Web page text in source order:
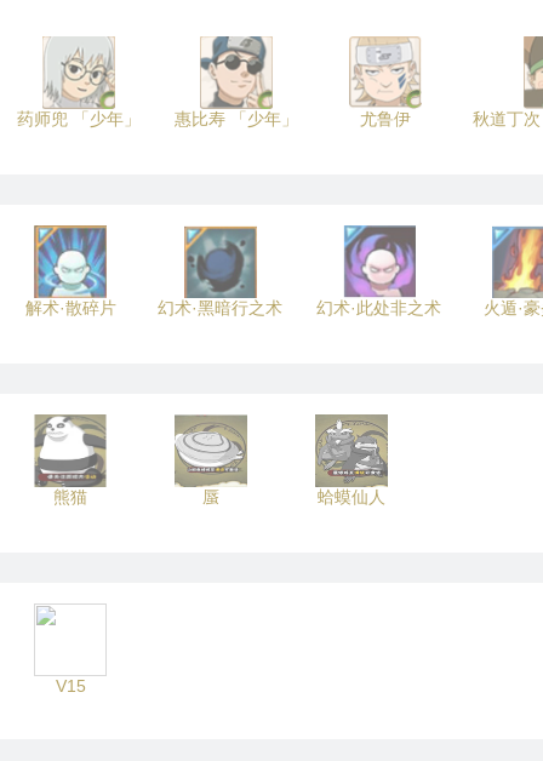
药师兜 「少年」 惠比寿 「少年」 尤鲁伊 秋道丁
解术·散碎片 幻术·黑暗行之术 幻术·此处非之术 火遁·
熊猫 蜃 蛤蟆仙人
V15